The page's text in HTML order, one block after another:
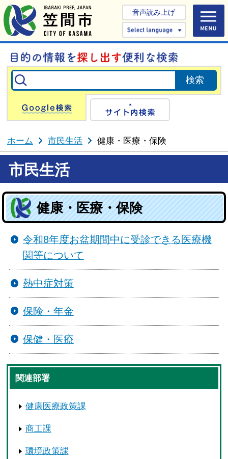
音声読み上げ
Select
Google検索
ホーム 市民生活 健康・医療・保険
市民生活
健康・医療・保険
令和8年度お盆期間中に受診できる医療機
関等について
熱中症対策
保険・年金
保健・医療
関連部署
健康医療政策課
商工課
環境政策課